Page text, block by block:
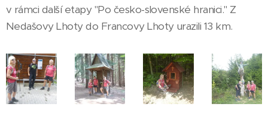
v rámci další etapy "Po česko-slovenské hranici." Z
Nedašovy Lhoty do Francovy Lhoty urazili 13 km.